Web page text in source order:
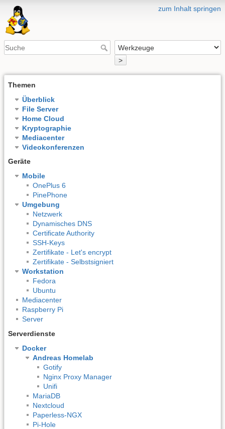
zum Inhalt springen
>
Themen
Überblick
File Server
Home Cloud
Kryptographie
Mediacenter
Videokonferenzen
Geräte
Mobile
OnePlus 6
PinePhone
Umgebung
Netzwerk
Dynamisches DNS
Certificate Authority
SSH-Keys
Zertifikate - Let's encrypt
Zertifikate - Selbstsigniert
Workstation
Fedora
Ubuntu
Mediacenter
Raspberry Pi
Server
Serverdienste
Docker
Andreas Homelab
Gotify
Nginx Proxy Manager
Unifi
MariaDB
Nextcloud
Paperless-NGX
Pi-Hole